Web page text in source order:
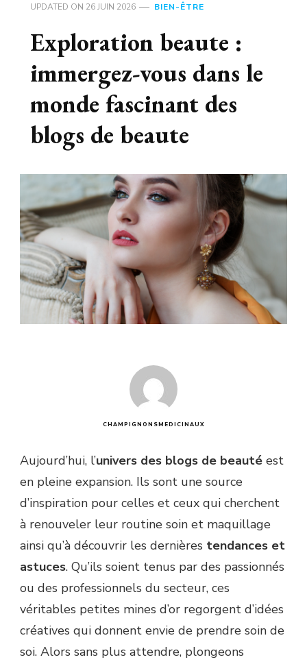
UPDATED ON 26 JUIN 2026 BIEN-ÊTRE
Exploration beaute :
immergez-vous dans le
monde fascinant des
blogs de beaute
CHAMPIGNONSMEDICINAUX
Aujourd’hui, l’univers des blogs de beauté est
en pleine expansion. Ils sont une source
d’inspiration pour celles et ceux qui cherchent
à renouveler leur routine soin et maquillage
ainsi qu’à découvrir les dernières tendances et
astuces. Qu’ils soient tenus par des passionnés
ou des professionnels du secteur, ces
véritables petites mines d’or regorgent d’idées
créatives qui donnent envie de prendre soin de
soi. Alors sans plus attendre, plongeons